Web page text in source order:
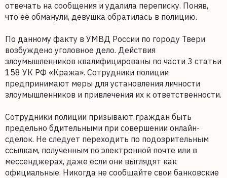
отвечать на сообщения и удалила переписку. Поняв,
что её обманули, девушка обратилась в полицию.
По данному факту в УМВД России по городу Твери
возбуждено уголовное дело. Действия
злоумышленников квалифицированы по части 3 статьи
158 УК РФ «Кража». Сотрудники полиции
предпринимают меры для установления личности
злоумышленников и привлечения их к ответственности.
Сотрудники полиции призывают граждан быть
предельно бдительными при совершении онлайн-
сделок. Не следует переходить по подозрительным
ссылкам, полученным по электронной почте или в
мессенджерах, даже если они выглядят как
официальные. Никогда не сообщайте свои банковские